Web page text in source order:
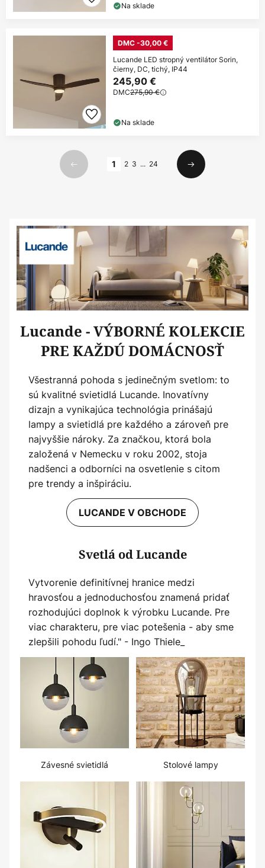
Na sklade
DMC -30,00 €
Lucande LED stropný ventilátor Sorin,
čierny, DC, tichý, IP44
245,90 €
DMC275,90 €
Na sklade
Predchádzajúci
1 2 3 ... 24
Ďalší
Lucande - VÝBORNÉ KOLEKCIE
PRE KAŽDÚ DOMÁCNOSŤ
Všestranná pohoda s jedinečným svetlom: to
sú kvalitné svietidlá Lucande. Inovatívny
dizajn a vynikajúca technológia prinášajú
lampy a svietidlá pre každého a zároveň pre
najvyššie nároky. Za značkou, ktorá bola
založená v Nemecku v roku 2002, stoja
nadšenci a odborníci na osvetlenie s citom
pre trendy a inšpiráciu.
LUCANDE V OBCHODE
Svetlá od Lucande
Vytvorenie definitívnej hranice medzi
hravosťou a jednoduchosťou znamená pridať
rozhodujúci doplnok k výrobku Lucande. Pre
viac charakteru, pre viac potešenia - aby sme
zlepšili pohodu ľudí." - Ingo Thiele_
Závesné svietidlá Stolové lampy